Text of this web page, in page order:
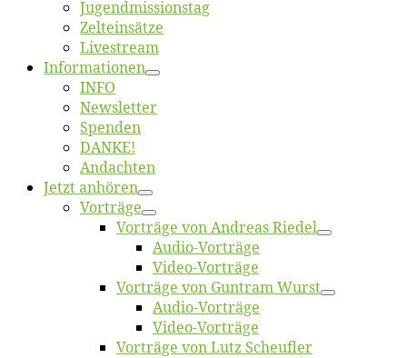
Jugend­mis­sions­tag
Zelt­ein­sät­ze
Live­stream
Informatio­nen
INFO
News­let­ter
Spen­den
DANKE!
An­dach­ten
Jetzt an­hö­ren
Vor­trä­ge
Vor­trä­ge von An­dre­as Riedel
Au­dio-Vor­trä­ge
Vi­deo-Vor­trä­ge
Vor­trä­ge von Gun­tram Wurst
Au­dio-Vor­trä­ge
Vi­deo-Vor­trä­ge
Vor­trä­ge von Lutz Scheufler